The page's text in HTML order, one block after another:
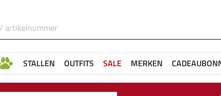
STALLEN OUTFITS SALE MERKEN